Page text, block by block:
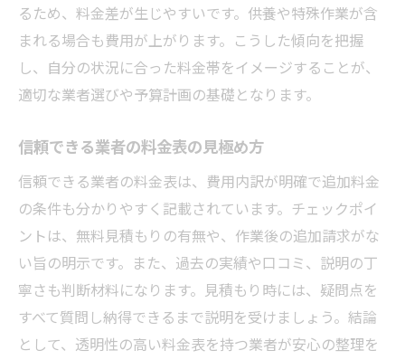
るため、料金差が生じやすいです。供養や特殊作業が含
まれる場合も費用が上がります。こうした傾向を把握
し、自分の状況に合った料金帯をイメージすることが、
適切な業者選びや予算計画の基礎となります。
信頼できる業者の料金表の見極め方
信頼できる業者の料金表は、費用内訳が明確で追加料金
の条件も分かりやすく記載されています。チェックポイ
ントは、無料見積もりの有無や、作業後の追加請求がな
い旨の明示です。また、過去の実績や口コミ、説明の丁
寧さも判断材料になります。見積もり時には、疑問点を
すべて質問し納得できるまで説明を受けましょう。結論
として、透明性の高い料金表を持つ業者が安心の整理を